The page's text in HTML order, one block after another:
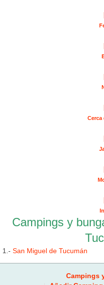
Cerca
Campings y
1.- San Miguel de Tucumán
Campings